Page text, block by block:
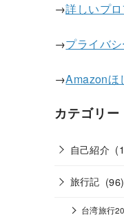
→詳しいプ
→プライバ
→Amazonほ
カテゴリー
自己紹介
旅行記 (96)
台湾旅行